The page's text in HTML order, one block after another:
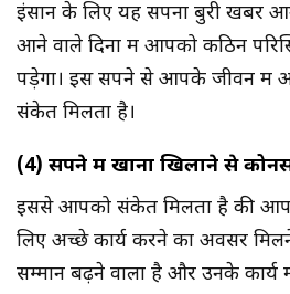
इंसान के लिए यह सपना बुरी खबर
आने वाले दिनों में आपको कठिन
पड़ेगा। इस सपने से आपके जीवन में
संकेत मिलता है।
(4) सपने में खाना खिलाने से
इससे आपको संकेत मिलता है की
लिए अच्छे कार्य करने का अवसर
सम्मान बढ़ने वाला है और उनके कार्य